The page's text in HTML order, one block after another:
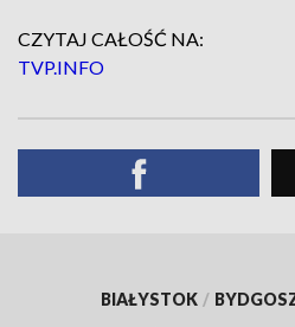
CZYTAJ CAŁOŚĆ NA:
TVP.INFO
BIAŁYSTOK /